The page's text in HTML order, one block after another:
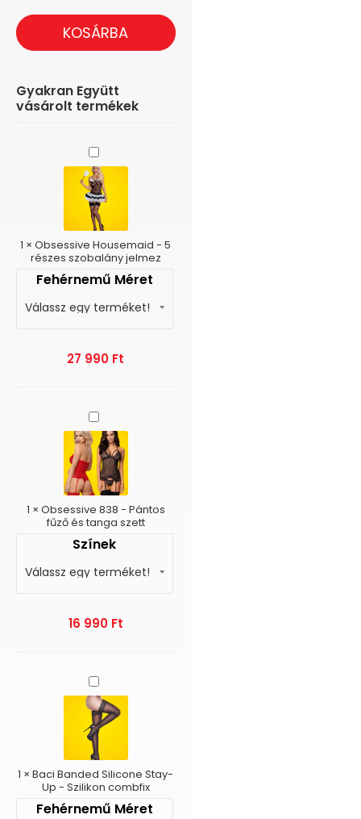
KOSÁRBA
Gyakran Együtt
vásárolt termékek
Obsessive
Housemaid
-
5
részes
szobalány
jelmez
1 ×Obsessive Housemaid - 5
részes szobalány jelmez
Fehérnemű Méret
27 990 Ft
Obsessive
838
-
Pántos
fűző
és
tanga
szett
1 × Obsessive 838 - Pántos
fűző és tanga szett
Színek
16 990 Ft
Baci
Banded
Silicone
Stay-
Up
-
Szilikon
combfix
1 ×Baci Banded Silicone Stay-
Up - Szilikon combfix
Fehérnemű Méret